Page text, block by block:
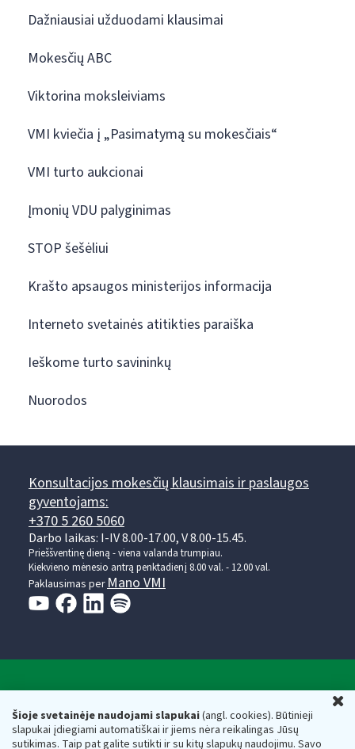
Šioje svetainėje naudojami slapukai(angl. cookies). Būtinieji
slapukai įdiegiami automatiškai ir jiems nėra reikalingas Jūsų
sutikimas. Taip pat galite sutikti ir su kitų slapukų naudojimu. Savo
Dažniausiai užduodami klausimai
Mokesčių ABC
Viktorina moksleiviams
VMI kviečia į „Pasimatymą su mokesčiais“
VMI turto aukcionai
Įmonių VDU palyginimas
STOP šešėliui
Krašto apsaugos ministerijos informacija
Interneto svetainės atitikties paraiška
Ieškome turto savininkų
Nuorodos
Konsultacijos mokesčių klausimais ir paslaugos
gyventojams:
+370 5 260 5060
Darbo laikas: I-IV 8.00-17.00, V 8.00-15.45.
Prieššventinę dieną - viena valanda trumpiau.
Kiekvieno mėnesio antrą penktadienį 8.00 val. - 12.00 val.
Paklausimas perMano VMI
Valstybinė mokesčių inspekcija prie Lietuvos
Respublikos finansų ministerijos
Biudžetinė įstaiga. Juridinio asmens kodas — 188659752,